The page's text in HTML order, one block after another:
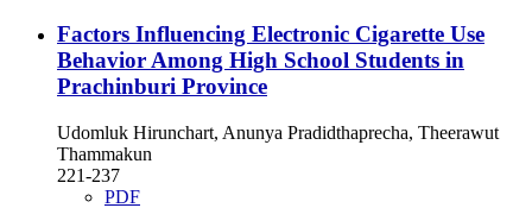
Factors Influencing Electronic Cigarette Use
Behavior Among High School Students in
Prachinburi Province
Udomluk Hirunchart, Anunya Pradidthaprecha, Theerawut
Thammakun
221-237
PDF